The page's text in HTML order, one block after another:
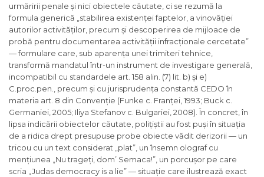
urmăririi penale și nici obiectele căutate, ci se rezumă la
formula generică „stabilirea existenței faptelor, a vinovăției
autorilor activităților, precum și descoperirea de mijloace de
probă pentru documentarea activității infracționale cercetate”
— formulare care, sub aparența unei trimiteri tehnice,
transformă mandatul într-un instrument de investigare generală,
incompatibil cu standardele art. 158 alin. (7) lit. b) și e)
C.proc.pen., precum și cu jurisprudența constantă CEDO în
materia art. 8 din Convenție (Funke c. Franței, 1993; Buck c.
Germaniei, 2005; Iliya Stefanov c. Bulgariei, 2008). În concret, în
lipsa indicării obiectelor căutate, polițiștii au fost puși în situația
de a ridica drept presupuse probe obiecte vădit derizorii — un
tricou cu un text considerat „plat”, un însemn olograf cu
mențiunea „Nu trageți, dom’ Semaca!”, un porcușor pe care
scria „Judas democracy is a lie” — situație care ilustrează exact